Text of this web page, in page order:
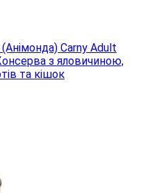
Carny Adult
з яловичиною,
та кішок